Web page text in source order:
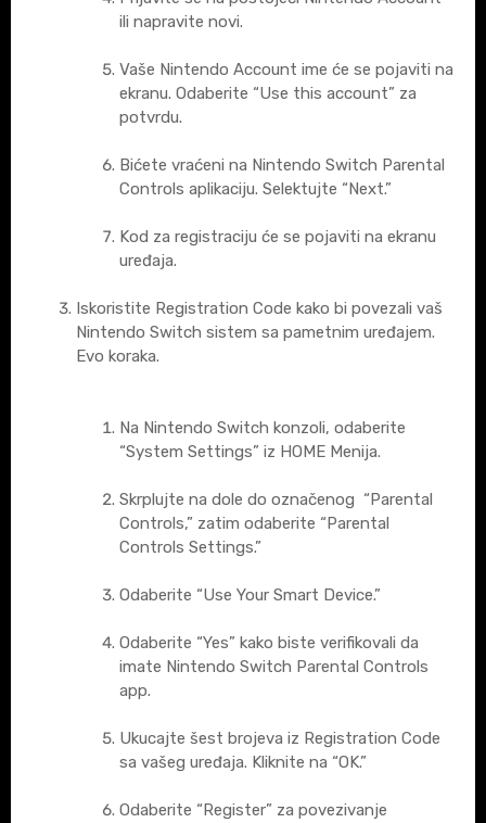
ili napravite novi.
Vaše Nintendo Account ime će se pojaviti na
ekranu. Odaberite “Use this account” za
potvrdu.
Bićete vraćeni na Nintendo Switch Parental
Controls aplikaciju. Selektujte “Next.”
Kod za registraciju će se pojaviti na ekranu
uređaja.
Iskoristite Registration Code kako bi povezali vaš
Nintendo Switch sistem sa pametnim uređajem.
Evo koraka.
Na Nintendo Switch konzoli, odaberite
“System Settings” iz HOME Menija.
Skrplujte na dole do označenog “Parental
Controls,” zatim odaberite “Parental
Controls Settings.”
Odaberite “Use Your Smart Device.”
Odaberite “Yes” kako biste verifikovali da
imate Nintendo Switch Parental Controls
app.
Ukucajte šest brojeva iz Registration Code
sa vašeg uređaja. Kliknite na “OK.”
Odaberite “Register” za povezivanje